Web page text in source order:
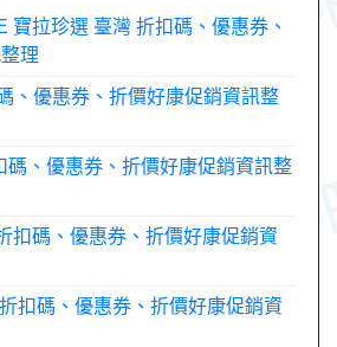
寶拉珍選 臺灣 折扣碼、優惠券、
理
、優惠券、折價好康促銷資訊整
碼、優惠券、折價好康促銷資訊整
扣碼、優惠券、折價好康促銷資
扣碼、優惠券、折價好康促銷資